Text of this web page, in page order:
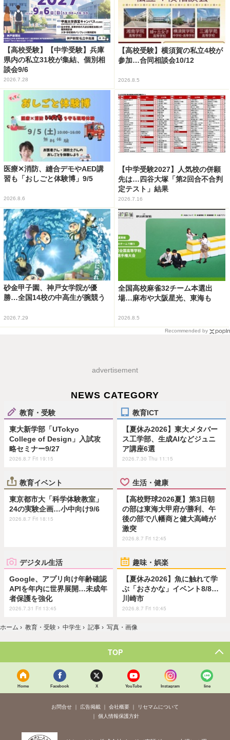
【高校受験】【中学受験】兵庫
県内の私立31校が集結、個別相
談会9/6
2026.7.28
【高校受験】横須賀の私立4校が
参加…合同相談会10/12
2026.8.5
医療✕消防、縫合デモやAED講
習も「おしごと体験博」9/5
2026.8.6
【中学受験2027】人気校の併願
先は…四谷大塚「第2回合不合判
定テスト」結果
2026.7.16
砂金甲子園、神戸女学院が優
勝…全国14校の中高生が腕競う
2026.7.29
全国高校麻雀32チーム本選出
場…麻布や大阪星光、東海も
2026.8.5
Recommended by
advertisement
NEWS CATEGORY
教育・受験
東大新学部「UTokyo
College of Design」入試攻
略セミナー9/27
2026.8.7 Fri 19:15
教育ICT
【夏休み2026】東大メタバー
ス工学部、生成AIなどジュニ
ア講座6選
2026.7.30 Thu 11:15
教育イベント
東京都市大「科学体験教室」
24の実験企画…小中向け9/6
2026.8.7 Fri 18:15
生活・健康
【高校野球2026夏】第3日朝
の部は東海大甲府が勝利、午
後の部で八幡商と健大高崎が
激突
2026.8.7 Fri 12:45
デジタル生活
Google、アプリ向け年齢確認
APIを年内に世界展開…未成年
者保護を強化
2026.7.31 Fri 13:45
趣味・娯楽
【夏休み2026】魚に触れて学
ぶ「おさかな」イベント8/8…
川崎市
2026.8.7 Fri 10:45
ホーム › 教育・受験 › 中学生 › 記事 › 写真・画像
TOP
Home Facebook X YouTube Instagram line
お問合せ 広告掲載 会社概要
リセマムについて
個人情報保護方針